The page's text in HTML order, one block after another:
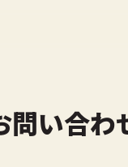
問い合わ